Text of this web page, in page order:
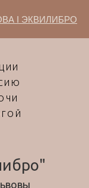
I ЭКВИЛИБРО